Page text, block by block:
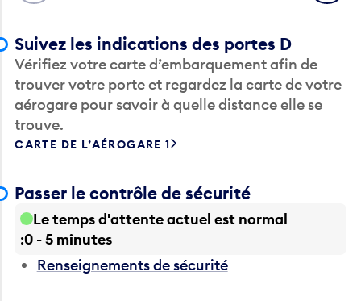
Suivez les indications des portes D
Vérifiez votre carte d’embarquement afin de
trouver votre porte et regardez la carte de votre
aérogare pour savoir à quelle distance elle se
trouve.
CARTE DE L’AÉROGARE 1
Passer le contrôle de sécurité
Le temps d'attente actuel est normal
0 - 5 minutes
Renseignements de sécurité